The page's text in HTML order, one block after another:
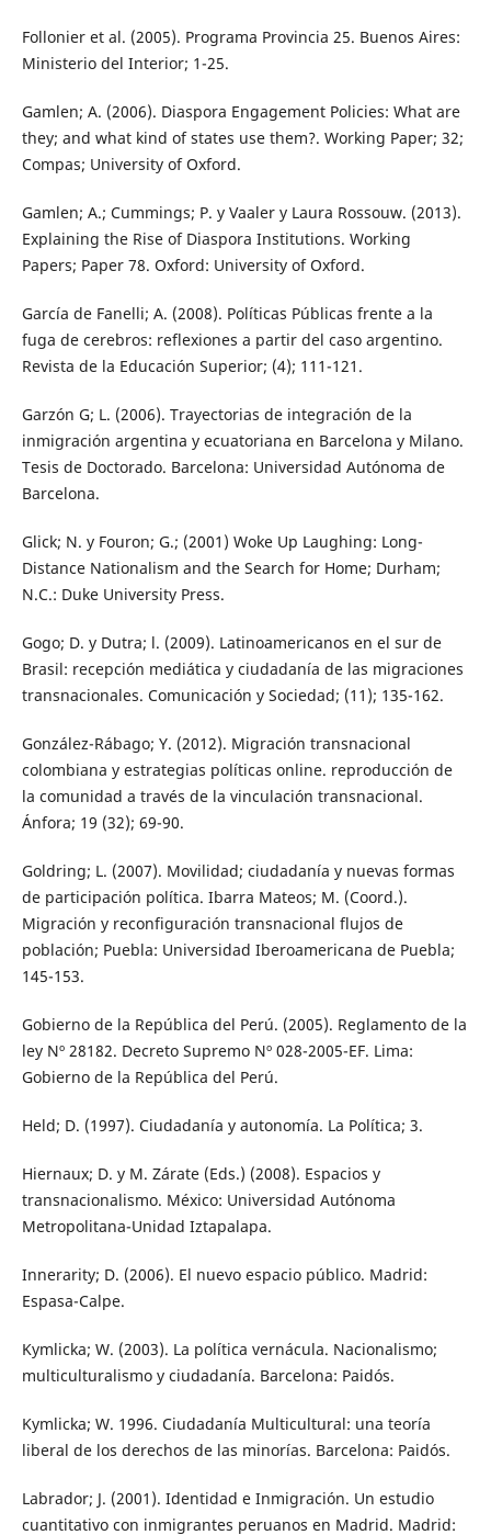
Follonier et al. (2005). Programa Provincia 25. Buenos Aires:
Ministerio del Interior; 1-25.
Gamlen; A. (2006). Diaspora Engagement Policies: What are
they; and what kind of states use them?. Working Paper; 32;
Compas; University of Oxford.
Gamlen; A.; Cummings; P. y Vaaler y Laura Rossouw. (2013).
Explaining the Rise of Diaspora Institutions. Working
Papers; Paper 78. Oxford: University of Oxford.
García de Fanelli; A. (2008). Políticas Públicas frente a la
fuga de cerebros: reflexiones a partir del caso argentino.
Revista de la Educación Superior; (4); 111-121.
Garzón G; L. (2006). Trayectorias de integración de la
inmigración argentina y ecuatoriana en Barcelona y Milano.
Tesis de Doctorado. Barcelona: Universidad Autónoma de
Barcelona.
Glick; N. y Fouron; G.; (2001) Woke Up Laughing: Long-
Distance Nationalism and the Search for Home; Durham;
N.C.: Duke University Press.
Gogo; D. y Dutra; l. (2009). Latinoamericanos en el sur de
Brasil: recepción mediática y ciudadanía de las migraciones
transnacionales. Comunicación y Sociedad; (11); 135-162.
González-Rábago; Y. (2012). Migración transnacional
colombiana y estrategias políticas online. reproducción de
la comunidad a través de la vinculación transnacional.
Ánfora; 19 (32); 69-90.
Goldring; L. (2007). Movilidad; ciudadanía y nuevas formas
de participación política. Ibarra Mateos; M. (Coord.).
Migración y reconfiguración transnacional flujos de
población; Puebla: Universidad Iberoamericana de Puebla;
145-153.
Gobierno de la República del Perú. (2005). Reglamento de la
ley Nº 28182. Decreto Supremo Nº 028-2005-EF. Lima:
Gobierno de la República del Perú.
Held; D. (1997). Ciudadanía y autonomía. La Política; 3.
Hiernaux; D. y M. Zárate (Eds.) (2008). Espacios y
transnacionalismo. México: Universidad Autónoma
Metropolitana-Unidad Iztapalapa.
Innerarity; D. (2006). El nuevo espacio público. Madrid:
Espasa-Calpe.
Kymlicka; W. (2003). La política vernácula. Nacionalismo;
multiculturalismo y ciudadanía. Barcelona: Paidós.
Kymlicka; W. 1996. Ciudadanía Multicultural: una teoría
liberal de los derechos de las minorías. Barcelona: Paidós.
Labrador; J. (2001). Identidad e Inmigración. Un estudio
cuantitativo con inmigrantes peruanos en Madrid. Madrid: